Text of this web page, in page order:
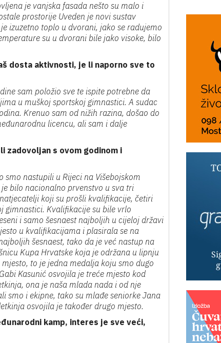
je vanjska fasada nešto su malo i
prostorije Uveden je novi sustav
izuzetno toplo u dvorani, jako se radujemo
su u dvorani bile jako visoke, bilo
dosta aktivnosti, je li naporno sve to
sam položio sve te ispite potrebne da
u muškoj sportskoj gimnastici. A sudac
Krenuo sam od nižih razina, došao do
licencu, ali sam i dalje
zadovoljan s ovom godinom i
smo nastupili u Rijeci na Višebojskom
bilo nacionalno prvenstvo u sva tri
koji su prošli kvalifikacije, četiri
gimnastici. Kvalifikacije su bile vrlo
i samo šesnaest najboljih u cijeloj državi
u kvalifikacijama i plasirala se na
šesnaest, tako da je već nastup na
Kupa Hrvatske koja je održana u lipnju
to je jedna medalja koju smo dugo
Kasunić osvojila je treće mjesto kod
ona je naša mlada nada i od nje
smo i ekipne, tako su mlađe seniorke Jana
osvojila je također drugo mjesto.
kamp, interes je sve veći,